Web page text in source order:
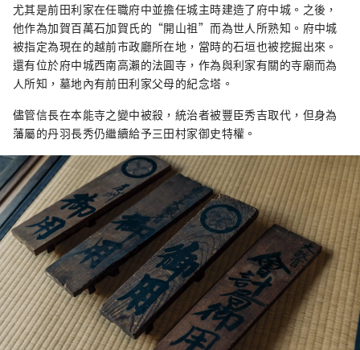
尤其是前田利家在任職府中並擔任城主時建造了府中城。之後，
他作為加賀百萬石加賀氏的“開山祖”而為世人所熟知。府中城
被指定為現在的越前市政廳所在地，當時的石垣也被挖掘出來。
還有位於府中城西南高瀨的法圓寺，作為與利家有關的寺廟而為
人所知，墓地內有前田利家父母的紀念塔。
儘管信長在本能寺之變中被殺，統治者被豐臣秀吉取代，但身為
藩屬的丹羽長秀仍繼續給予三田村家御史特權。